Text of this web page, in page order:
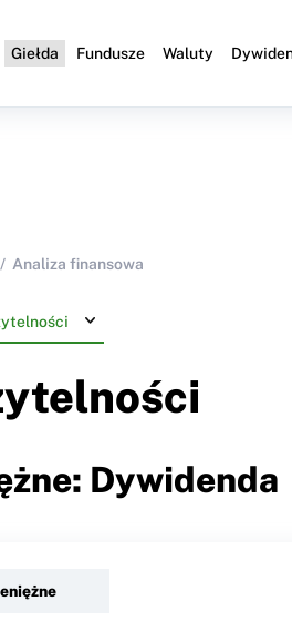
Giełda Fundusze Waluty
Analiza finansowa
Dywidenda